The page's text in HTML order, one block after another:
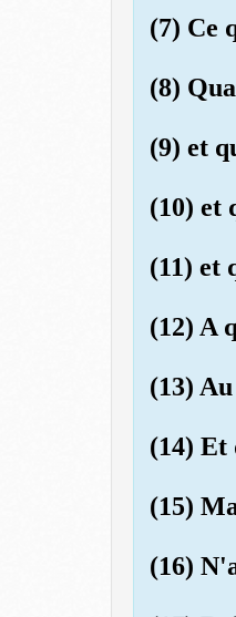
(7) Ce
(8)
(9) et
(10) et
(11) et
(12) A
(13)
(14) Et
(15)
(16)